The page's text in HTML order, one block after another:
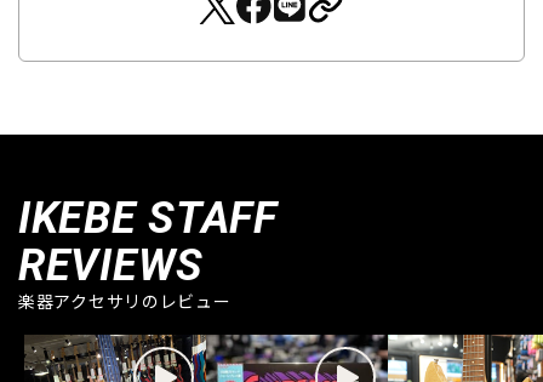
IKEBE STAFF
REVIEWS
楽器アクセサリのレビュー